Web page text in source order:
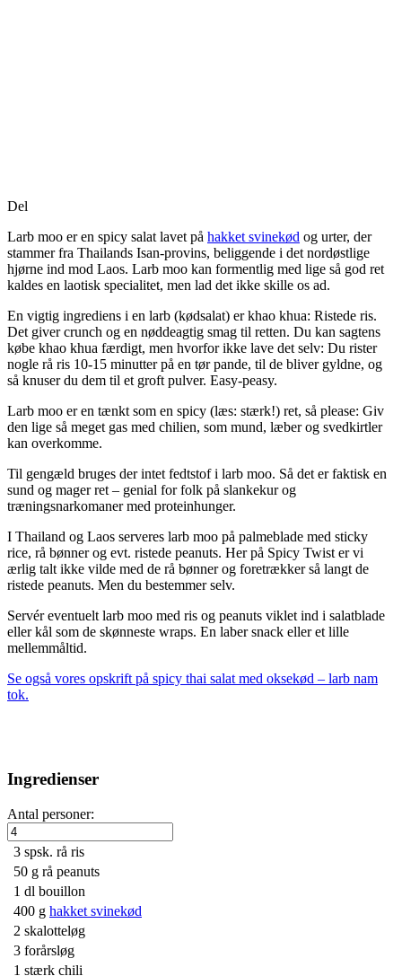
Del
Larb moo er en spicy salat lavet på hakket svinekød og urter, der
stammer fra Thailands Isan-provins, beliggende i det nordøstlige
hjørne ind mod Laos. Larb moo kan formentlig med lige så god ret
kaldes en laotisk specialitet, men lad det ikke skille os ad.
En vigtig ingrediens i en larb (kødsalat) er khao khua: Ristede ris.
Det giver crunch og en nøddeagtig smag til retten. Du kan sagtens
købe khao khua færdigt, men hvorfor ikke lave det selv: Du rister
nogle rå ris 10-15 minutter på en tør pande, til de bliver gyldne, og
så knuser du dem til et groft pulver. Easy-peasy.
Larb moo er en tænkt som en spicy (læs: stærk!) ret, så please: Giv
den lige så meget gas med chilien, som mund, læber og svedkirtler
kan overkomme.
Til gengæld bruges der intet fedtstof i larb moo. Så det er faktisk en
sund og mager ret – genial for folk på slankekur og
træningsnarkomaner med proteinhunger.
I Thailand og Laos serveres larb moo på palmeblade med sticky
rice, rå bønner og evt. ristede peanuts. Her på Spicy Twist er vi
ærlig talt ikke vilde med de rå bønner og foretrækker så langt de
ristede peanuts. Men du bestemmer selv.
Servér eventuelt larb moo med ris og peanuts viklet ind i salatblade
eller kål som de skønneste wraps. En laber snack eller et lille
mellemmåltid.
Se også vores opskrift på spicy thai salat med oksekød – larb nam
tok.
Ingredienser
Antal personer:
3 spsk. rå ris
50 g rå peanuts
1 dl bouillon
400 g hakket svinekød
2 skalotteløg
3 forårsløg
1 stærk chili